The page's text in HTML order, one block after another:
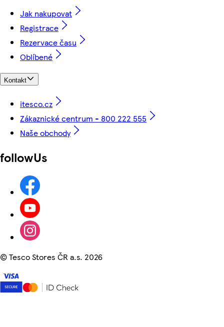
Jak nakupovat
Registrace
Rezervace času
Oblíbené
Kontakt
itesco.cz
Zákaznické centrum - 800 222 555
Naše obchody
followUs
©Tesco Stores ČR a.s. 2026